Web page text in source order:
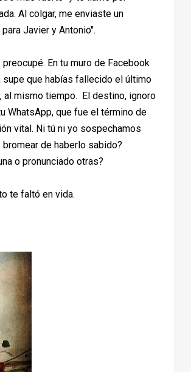
Al colgar, me enviaste un
Javier y Antonio".
En tu muro de Facebook
supe que habías fallecido el último
al mismo tiempo. El destino, ignoro
WhatsApp, que fue el término de
vital. Ni tú ni yo sospechamos
de haberlo sabido?
o pronunciado otras?
te faltó en vida.